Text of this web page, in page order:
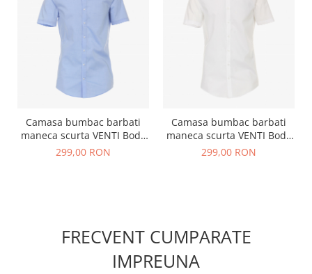
Camasa bumbac barbati
maneca scurta VENTI Body
Fit bleu
299,00 RON
Camasa bumbac barbati
maneca scurta VENTI Body
Fit alba
299,00 RON
FRECVENT CUMPARATE
IMPREUNA